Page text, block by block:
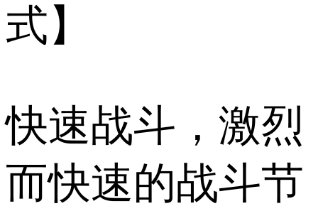
式】
快速战斗，激烈
而快速的战斗节